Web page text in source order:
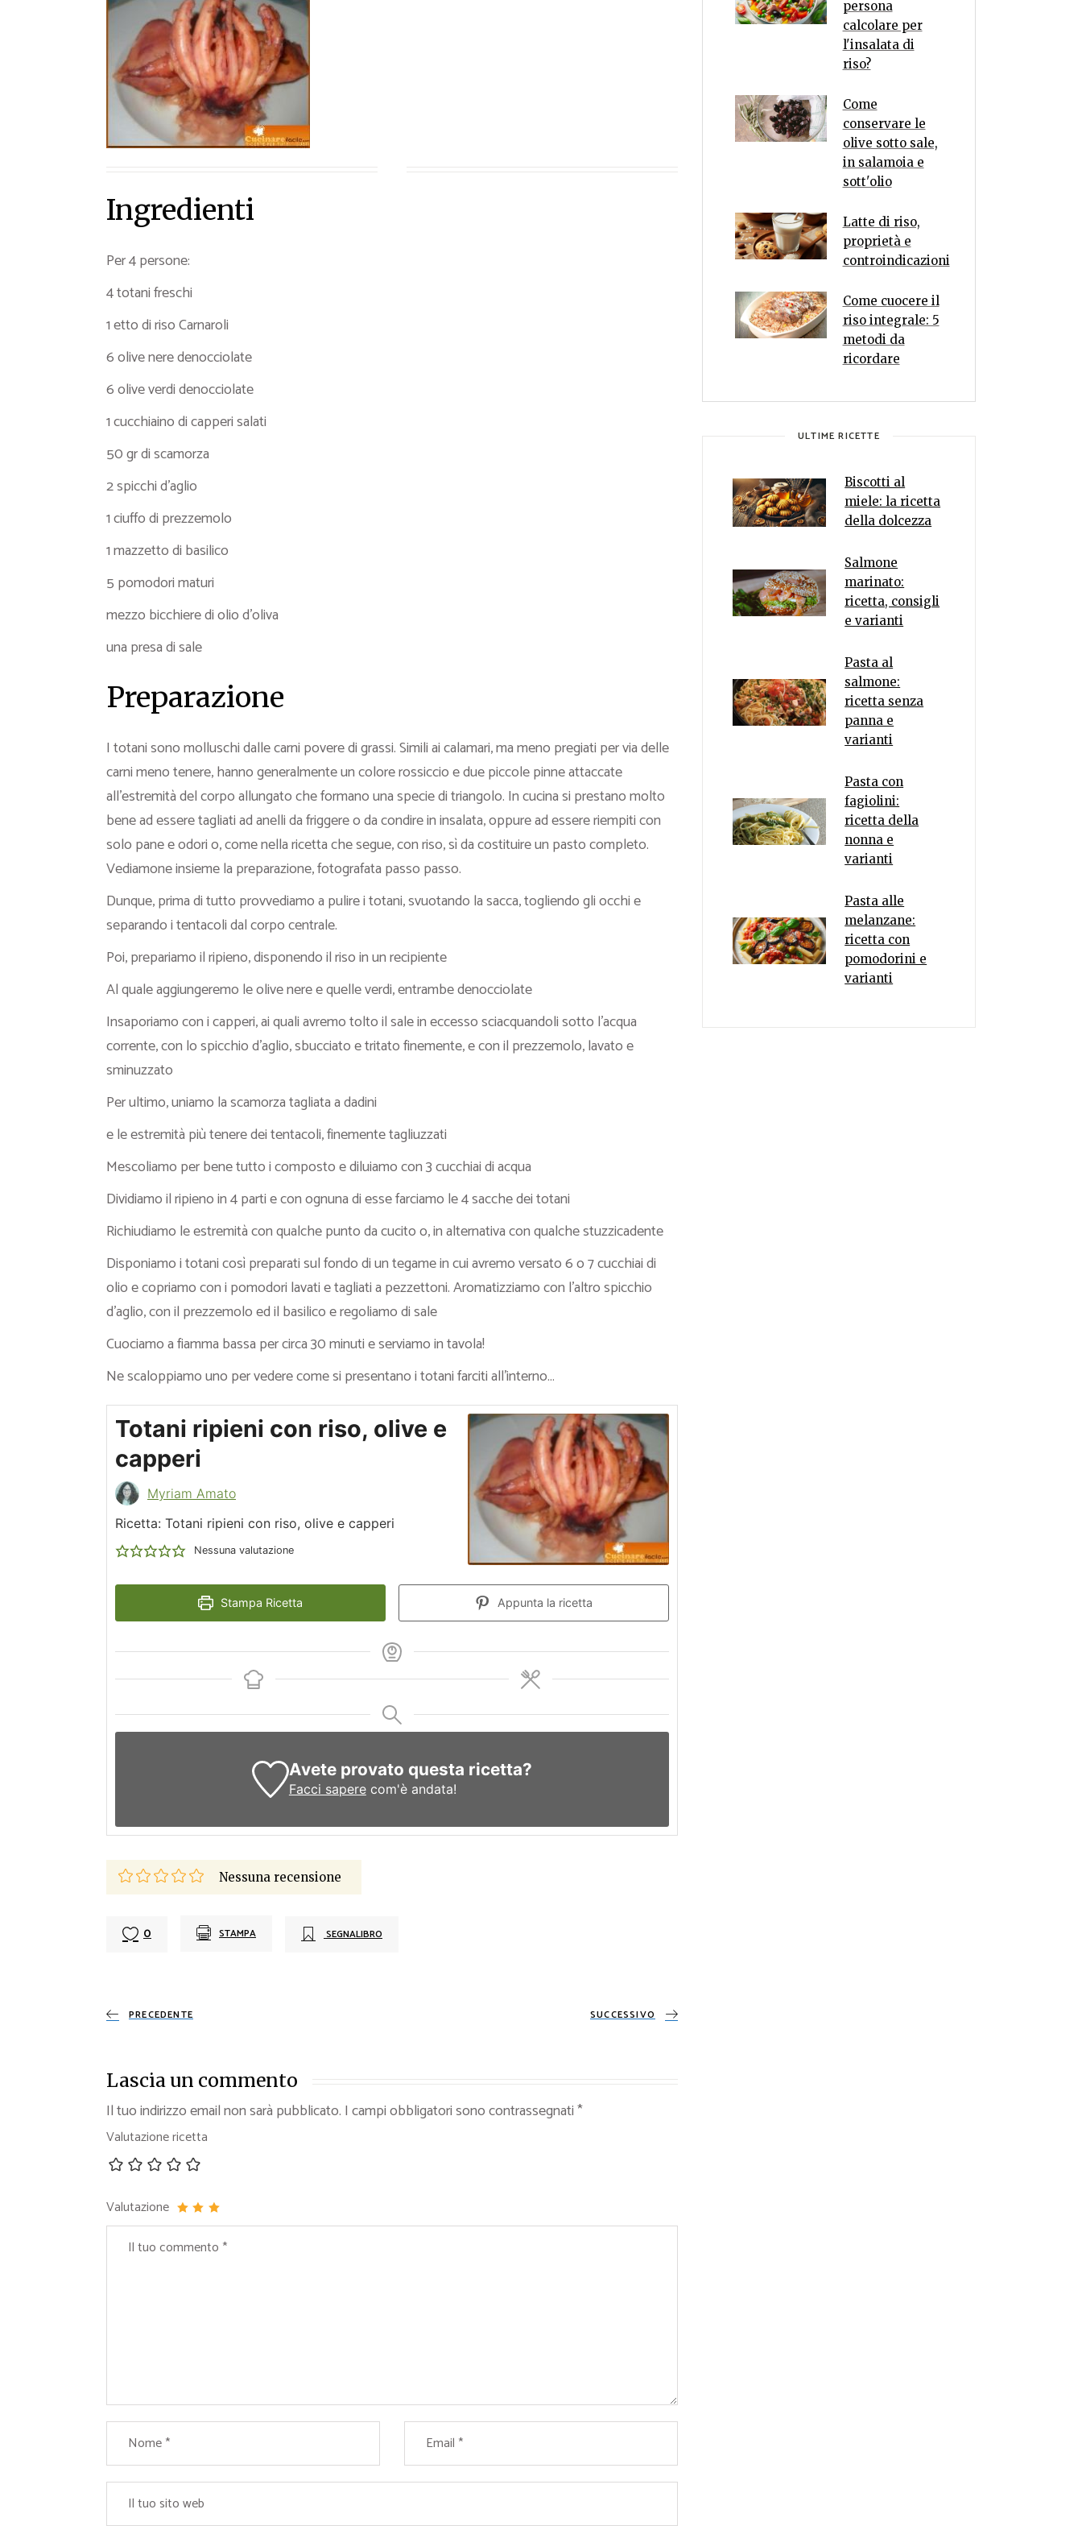
Ricette Piatti unici
Ricette Pesce
Video Ricette
Ricette per Ingrediente
Ingredienti
Per 4 persone:
4 totani freschi
1 etto di riso Carnaroli
6 olive nere denocciolate
6 olive verdi denocciolate
1 cucchiaino di capperi salati
50 gr di scamorza
2 spicchi d’aglio
1 ciuffo di prezzemolo
1 mazzetto di basilico
5 pomodori maturi
mezzo bicchiere di olio d’oliva
una presa di sale
Preparazione
I totani sono molluschi dalle carni povere di grassi. Simili ai calamari, ma meno pregiati per via delle
carni meno tenere, hanno generalmente un colore rossiccio e due piccole pinne attaccate
all’estremità del corpo allungato che formano una specie di triangolo. In cucina si prestano molto
bene ad essere tagliati ad anelli da friggere o da condire in insalata, oppure ad essere riempiti con
solo pane e odori o, come nella ricetta che segue, con riso, sì da costituire un pasto completo.
Vediamone insieme la preparazione, fotografata passo passo.
Dunque, prima di tutto provvediamo a pulire i totani, svuotando la sacca, togliendo gli occhi e
separando i tentacoli dal corpo centrale.
Poi, prepariamo il ripieno, disponendo il riso in un recipiente
Al quale aggiungeremo le olive nere e quelle verdi, entrambe denocciolate
Insaporiamo con i capperi, ai quali avremo tolto il sale in eccesso sciacquandoli sotto l’acqua
corrente, con lo spicchio d’aglio, sbucciato e tritato finemente, e con il prezzemolo, lavato e
sminuzzato
Per ultimo, uniamo la scamorza tagliata a dadini
e le estremità più tenere dei tentacoli, finemente tagliuzzati
Mescoliamo per bene tutto i composto e diluiamo con 3 cucchiai di acqua
Dividiamo il ripieno in 4 parti e con ognuna di esse farciamo le 4 sacche dei totani
Richiudiamo le estremità con qualche punto da cucito o, in alternativa con qualche stuzzicadente
Disponiamo i totani così preparati sul fondo di un tegame in cui avremo versato 6 o 7 cucchiai di
olio e copriamo con i pomodori lavati e tagliati a pezzettoni. Aromatizziamo con l’altro spicchio
d’aglio, con il prezzemolo ed il basilico e regoliamo di sale
Cuociamo a fiamma bassa per circa 30 minuti e serviamo in tavola!
Ne scaloppiamo uno per vedere come si presentano i totani farciti all’interno…
Totani ripieni con riso, olive e
capperi
Myriam Amato
Ricetta: Totani ripieni con riso, olive e capperi
Nessuna valutazione
Stampa Ricetta Appunta la ricetta
Avete provato questa ricetta?
Facci saperecom'è andata!
Nessuna recensione
0 STAMPA SEGNALIBRO
PRECEDENTE SUCCESSIVO
Lascia un commento
Il tuo indirizzo email non sarà pubblicato. I campi obbligatori sono contrassegnati*
Valutazione ricetta
Valutazione
persona
calcolare per
l'insalata di
riso?
Come
conservare le
olive sotto sale,
in salamoia e
sott'olio
Latte di riso,
proprietà e
controindicazioni
Come cuocere il
riso integrale: 5
metodi da
ricordare
ULTIME RICETTE
Biscotti al
miele: la ricetta
della dolcezza
Salmone
marinato:
ricetta, consigli
e varianti
Pasta al
salmone:
ricetta senza
panna e
varianti
Pasta con
fagiolini:
ricetta della
nonna e
varianti
Pasta alle
melanzane:
ricetta con
pomodorini e
varianti